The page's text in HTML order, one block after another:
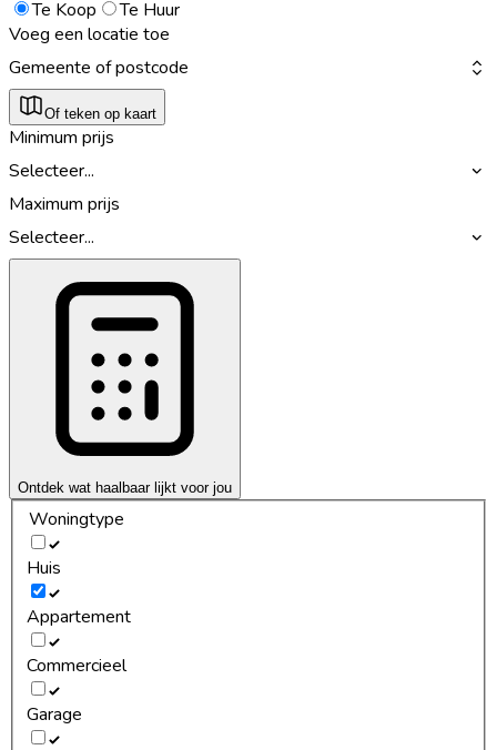
Te Koop
Te Huur
Voeg een locatie toe
Gemeente of postcode
Of teken op kaart
Minimum prijs
Selecteer...
Maximum prijs
Selecteer...
Ontdek wat haalbaar lijkt voor jou
Woningtype
Huis
Appartement
Commercieel
Garage